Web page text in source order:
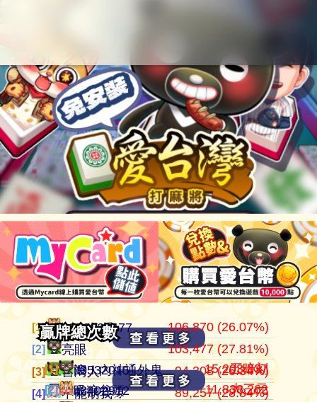
[1] 江湖風雲 104,184,201
[2] 田寮阿寶 37,538,897
[3] 11060203 24,268,916
[4] ‘見好就收’ 21,354,199
贏牌總次數
贏牌總次數
[1] 0972338477 106,870 (26.07%)
[2] 亮眼 103,477 (27.81%)
[3] 台灣人 94,308 (26.34%)
[4] 不能胡我ㄉ 89,257 (28.84%)
[1] 0972338477 409,949
[2] 亮眼 372,053
[3] 台灣人 358,029
[4] keroro 319,481
[1] 滾！內神通外鬼坐斃A賽金15,203,037
[2] 吸狼谷頭 11,838,262
[1] it3532015 五暗刻
[2] it3402912 大三元